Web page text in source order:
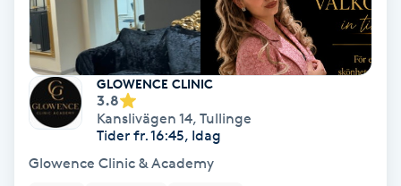
Spa
Spa manikyr & pedikyr
Spa-manikyr
GLOWENCE CLINIC
3.8
Kanslivägen 14, Tullinge
Tider fr. 16:45, Idag
Glowence Clinic & Academy